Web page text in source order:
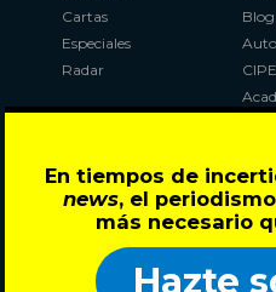
En tiempos de
news, el periodismo
más necesario
Hazte
Cartas
Especiales
Radar
Blog
Al
con